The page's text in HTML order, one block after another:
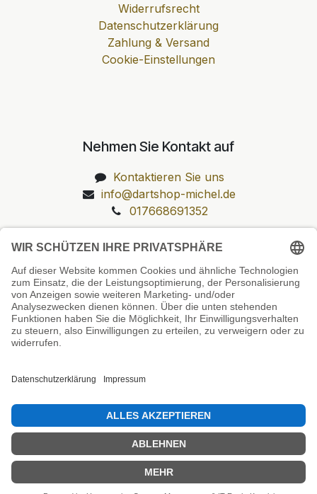
Widerrufsrecht
Datenschutzerklärung
Zahlung & Versand
Cookie-Einstellungen
Nehmen Sie Kontakt auf
Kontaktieren Sie uns
info@dartshop-michel.de
017668691352
Unsere Prüfsiegel